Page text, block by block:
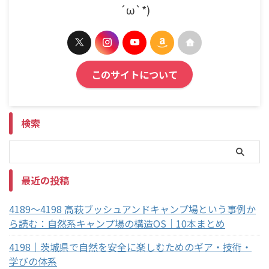
´ω`*)
このサイトについて
検索
最近の投稿
4189～4198 高萩ブッシュアンドキャンプ場という事例か
ら読む：自然系キャンプ場の構造OS｜10本まとめ
4198｜茨城県で自然を安全に楽しむためのギア・技術・
学びの体系